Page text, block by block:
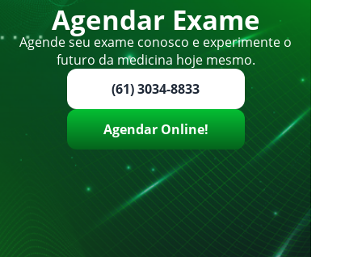
Agendar Exame
Agende seu exame conosco e experimente o
futuro da medicina hoje mesmo.
(61) 3034-8833
Agendar Online!